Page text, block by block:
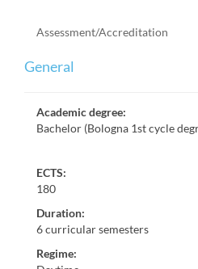
Assessment/Accreditation
General
Academic degree:
Bachelor (Bologna 1st cycle
ECTS:
180
Duration:
6 curricular semesters
Regime: